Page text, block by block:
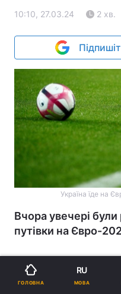
10:10, 27.03.24 2 хв.
Україна їде на
Вчора увечері були
путівки на Євро-
ГОЛОВНА
RU
МОВА